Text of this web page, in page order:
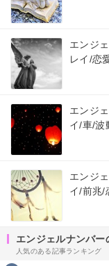
エンジ
レイ/恋
エンジ
イ/車/波
エンジ
イ/前兆/
エンジェルナンバ
人気のある記事ランキング